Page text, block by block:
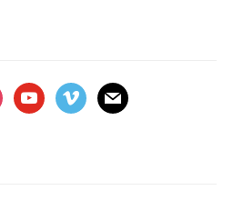
youtubevimeo mail